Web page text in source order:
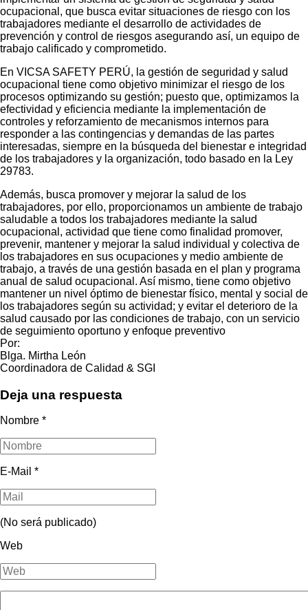
ocupacional, que busca evitar situaciones de riesgo con los
trabajadores mediante el desarrollo de actividades de
prevención y control de riesgos asegurando así, un equipo de
trabajo calificado y comprometido.
En VICSA SAFETY PERÚ, la gestión de seguridad y salud
ocupacional tiene como objetivo minimizar el riesgo de los
procesos optimizando su gestión; puesto que, optimizamos la
efectividad y eficiencia mediante la implementación de
controles y reforzamiento de mecanismos internos para
responder a las contingencias y demandas de las partes
interesadas, siempre en la búsqueda del bienestar e integridad
de los trabajadores y la organización, todo basado en la Ley
29783.
Además, busca promover y mejorar la salud de los
trabajadores, por ello, proporcionamos un ambiente de trabajo
saludable a todos los trabajadores mediante la salud
ocupacional, actividad que tiene como finalidad promover,
prevenir, mantener y mejorar la salud individual y colectiva de
los trabajadores en sus ocupaciones y medio ambiente de
trabajo, a través de una gestión basada en el plan y programa
anual de salud ocupacional. Así mismo, tiene como objetivo
mantener un nivel óptimo de bienestar físico, mental y social de
los trabajadores según su actividad; y evitar el deterioro de la
salud causado por las condiciones de trabajo, con un servicio
de seguimiento oportuno y enfoque preventivo
Por:
Blga. Mirtha León
Coordinadora de Calidad & SGI
Deja una respuesta
Nombre *
E-Mail *
(No será publicado)
Web